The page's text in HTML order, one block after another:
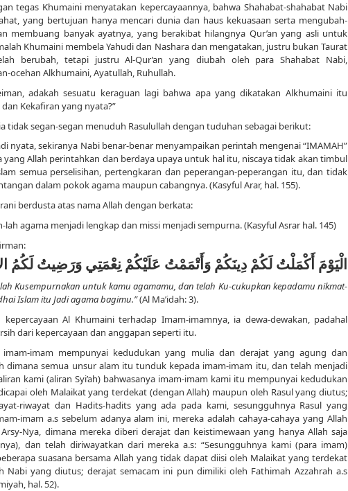
tegas Khumaini menyatakan kepercayaannya, bahwa Shahabat-shahabat Nabi
yang bertujuan hanya mencari dunia dan haus kekuasaan serta mengubah-
membuang banyak ayatnya, yang berakibat hilangnya Qur’an yang asli untuk
Khumaini membela Yahudi dan Nashara dan mengatakan, justru bukan Taurat
berubah, tetapi justru Al-Qur’an yang diubah oleh para Shahabat Nabi,
ocehan Alkhumaini, Ayatullah, Ruhullah.
adakah sesuatu keraguan lagi bahwa apa yang dikatakan Alkhumaini itu
dan Kekafiran yang nyata?”
tidak segan-segan menuduh Rasulullah dengan tuduhan sebagai berikut:
nyata, sekiranya Nabi benar-benar menyampaikan perintah mengenai “IMAMAH”
yang Allah perintahkan dan berdaya upaya untuk hal itu, niscaya tidak akan timbul
semua perselisihan, pertengkaran dan peperangan-peperangan itu, dan tidak
dalam pokok agama maupun cabangnya. (Kasyful Arar, hal. 155).
berdusta atas nama Allah dengan berkata:
lah agama menjadi lengkap dan missi menjadi sempurna. (Kasyful Asrar hal. 145)
الْيَوْمَ أَكْمَلْتُ لَكُمْ دِينَكُمْ وَأَتْمَمْتُ عَلَيْكُمْ نِعْمَتِي وَرَضِيتُ لَكُمُ
Kusempurnakan untuk kamu agamamu, dan telah Ku-cukupkan kepadamu nikmat-
Islam itu Jadi agama bagimu.”(Al Ma’idah: 3).
Al Khumaini terhadap Imam-imamnya, ia dewa-dewakan, padahal
dari kepercayaan dan anggapan seperti itu.
imam-imam mempunyai kedudukan yang mulia dan derajat yang agung dan
dimana semua unsur alam itu tunduk kepada imam-imam itu, dan telah menjadi
kami (aliran Syi’ah) bahwasanya imam-imam kami itu mempunyai kedudukan
oleh Malaikat yang terdekat (dengan Allah) maupun oleh Rasul yang diutus;
riwayat dan Hadits-hadits yang ada pada kami, sesungguhnya Rasul yang
imam a.s sebelum adanya alam ini, mereka adalah cahaya-cahaya yang Allah
Nya, dimana mereka diberi derajat dan keistimewaan yang hanya Allah saja
dan telah diriwayatkan dari mereka a.s: “Sesungguhnya kami (para imam)
suasana bersama Allah yang tidak dapat diisi oleh Malaikat yang terdekat
Nabi yang diutus; derajat semacam ini pun dimiliki oleh Fathimah Azzahrah a.s
hal. 52).